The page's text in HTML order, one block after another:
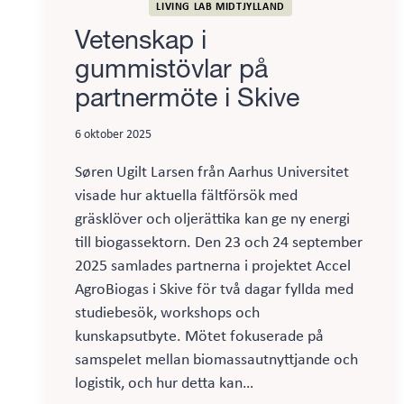
LIVING LAB MIDTJYLLAND
Vetenskap i
gummistövlar på
partnermöte i Skive
6 oktober 2025
Søren Ugilt Larsen från Aarhus Universitet
visade hur aktuella fältförsök med
gräsklöver och oljerättika kan ge ny energi
till biogassektorn. Den 23 och 24 september
2025 samlades partnerna i projektet Accel
AgroBiogas i Skive för två dagar fyllda med
studiebesök, workshops och
kunskapsutbyte. Mötet fokuserade på
samspelet mellan biomassautnyttjande och
logistik, och hur detta kan…